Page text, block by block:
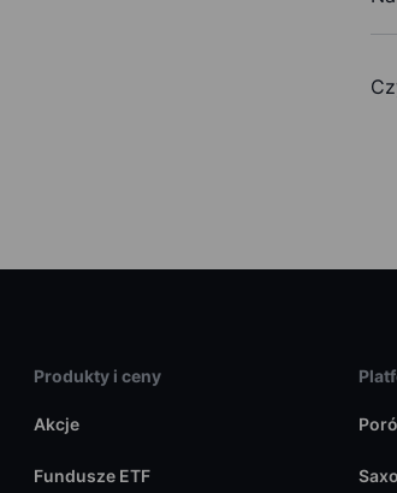
Produkty i ceny
Akcje
Fundusze ETF